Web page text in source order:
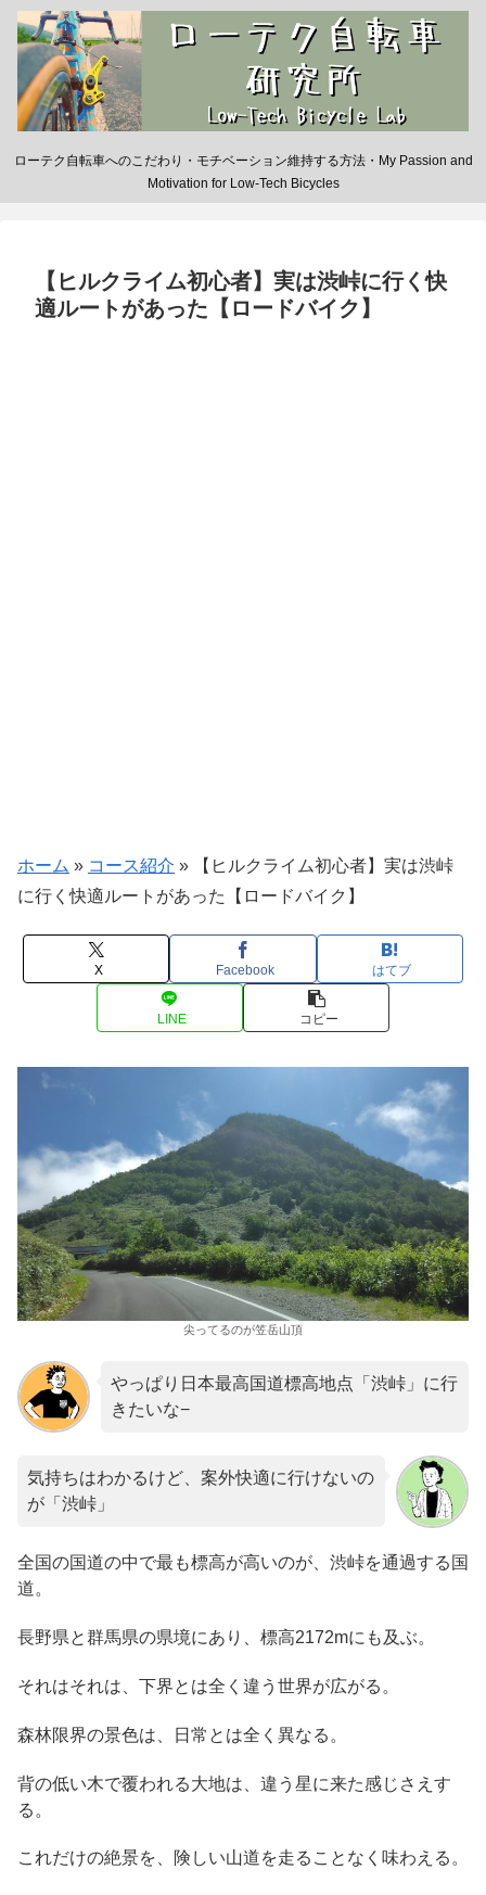
ローテク自転車へのこだわり・モチベーション維持する方法・My Passion and
Motivation for Low-Tech Bicycles
【ヒルクライム初心者】実は渋峠に行く快
適ルートがあった【ロードバイク】
ホーム » コース紹介 » 【ヒルクライム初心者】実は渋峠
に行く快適ルートがあった【ロードバイク】
X Facebook はてブ
LINE コピー
尖ってるのが笠岳山頂
やっぱり日本最高国道標高地点「渋峠」に行
きたいな−
気持ちはわかるけど、案外快適に行けないの
が「渋峠」
全国の国道の中で最も標高が高いのが、渋峠を通過する国
道。
長野県と群馬県の県境にあり、標高2172mにも及ぶ。
それはそれは、下界とは全く違う世界が広がる。
森林限界の景色は、日常とは全く異なる。
背の低い木で覆われる大地は、違う星に来た感じさえす
る。
これだけの絶景を、険しい山道を走ることなく味わえる。